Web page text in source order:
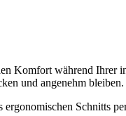
Komfort während Ihrer
und angenehm bleiben.
Schnitts